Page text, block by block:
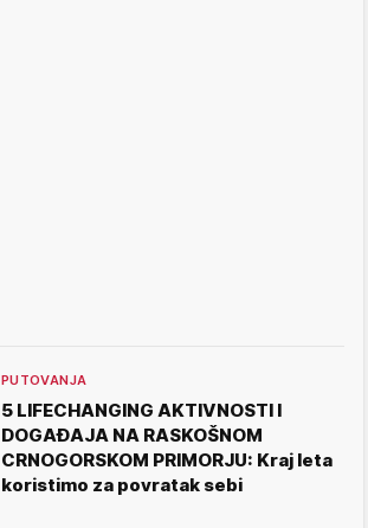
PUTOVANJA
5 LIFECHANGING AKTIVNOSTI I
DOGAĐAJA NA RASKOŠNOM
CRNOGORSKOM PRIMORJU: Kraj leta
koristimo za povratak sebi